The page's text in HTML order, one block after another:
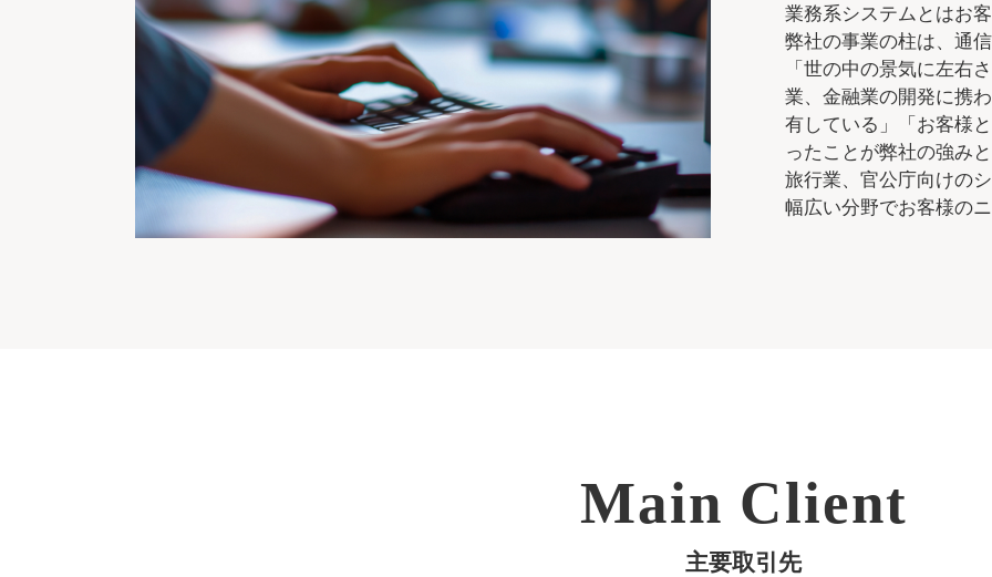
業務系システムとはお
弊社の事業の柱は、通
「世の中の景気に左右
業、金融業の開発に携
有している」「お客様
ったことが弊社の強み
旅行業、官公庁向けの
幅広い分野でお客様の
Main Client
主要取引先